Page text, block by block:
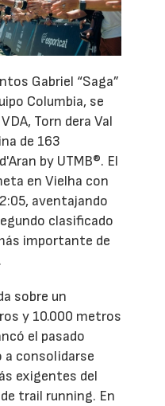
Gabriel “Saga”
Columbia, se
Torn dera Val
de 163
by UTMB®. El
en Vielha con
aventajando
clasificado
importante de
sobre un
y 10.000 metros
el pasado
a consolidarse
exigentes del
trail running. En